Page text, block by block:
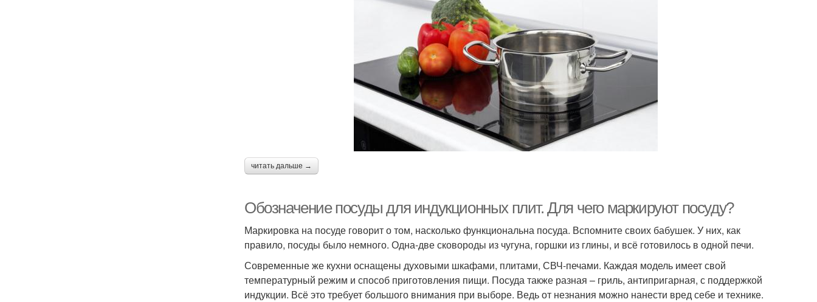
читать дальше →
Обозначение посуды для индукционных плит. Для чего маркируют посуду?
Маркировка на посуде говорит о том, насколько функциональна посуда. Вспомните своих бабушек. У них, как
правило, посуды было немного. Одна-две сковороды из чугуна, горшки из глины, и всё готовилось в одной печи.
Современные же кухни оснащены духовыми шкафами, плитами, СВЧ-печами. Каждая модель имеет свой
температурный режим и способ приготовления пищи. Посуда также разная – гриль, антипригарная, с поддержкой
индукции. Всё это требует большого внимания при выборе. Ведь от незнания можно нанести вред себе и технике.